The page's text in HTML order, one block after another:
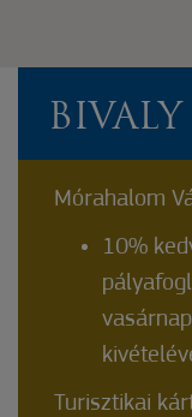
Mórahalom
10%
Turisztikai